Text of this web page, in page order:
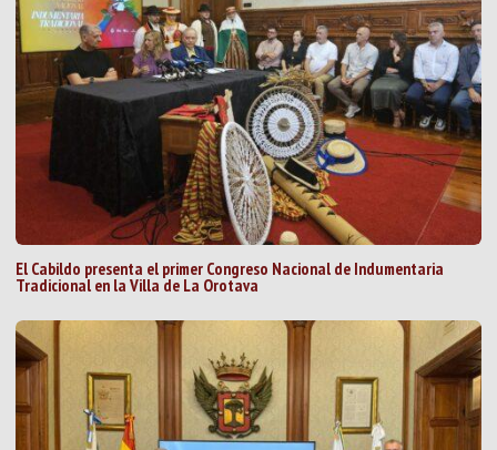
El Cabildo presenta el primer Congreso Nacional de Indumentaria
Tradicional en la Villa de La Orotava